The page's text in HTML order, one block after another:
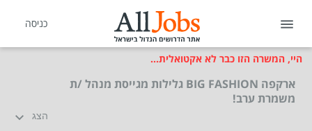
כניסה
היי, המשרה הזו כבר לא אקטואלית...
ארקפה BIG FASHION גלילות מגייסת מנהל /ת
משמרת ערב!
הצג